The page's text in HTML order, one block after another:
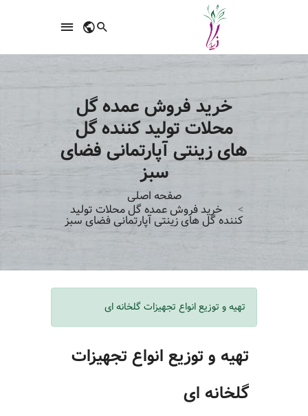
خرید فروش عمده گل
محلات تولید کننده گل
های زینتی آپارتمانی فضای
سبز
صفحه اصلی
خرید فروش عمده گل محلات تولید
کننده گل های زینتی آپارتمانی فضای سبز
تهیه و توزیع انواع تجهیزات گلخانه ای
تهیه و توزیع انواع تجهیزات
گلخانه ای